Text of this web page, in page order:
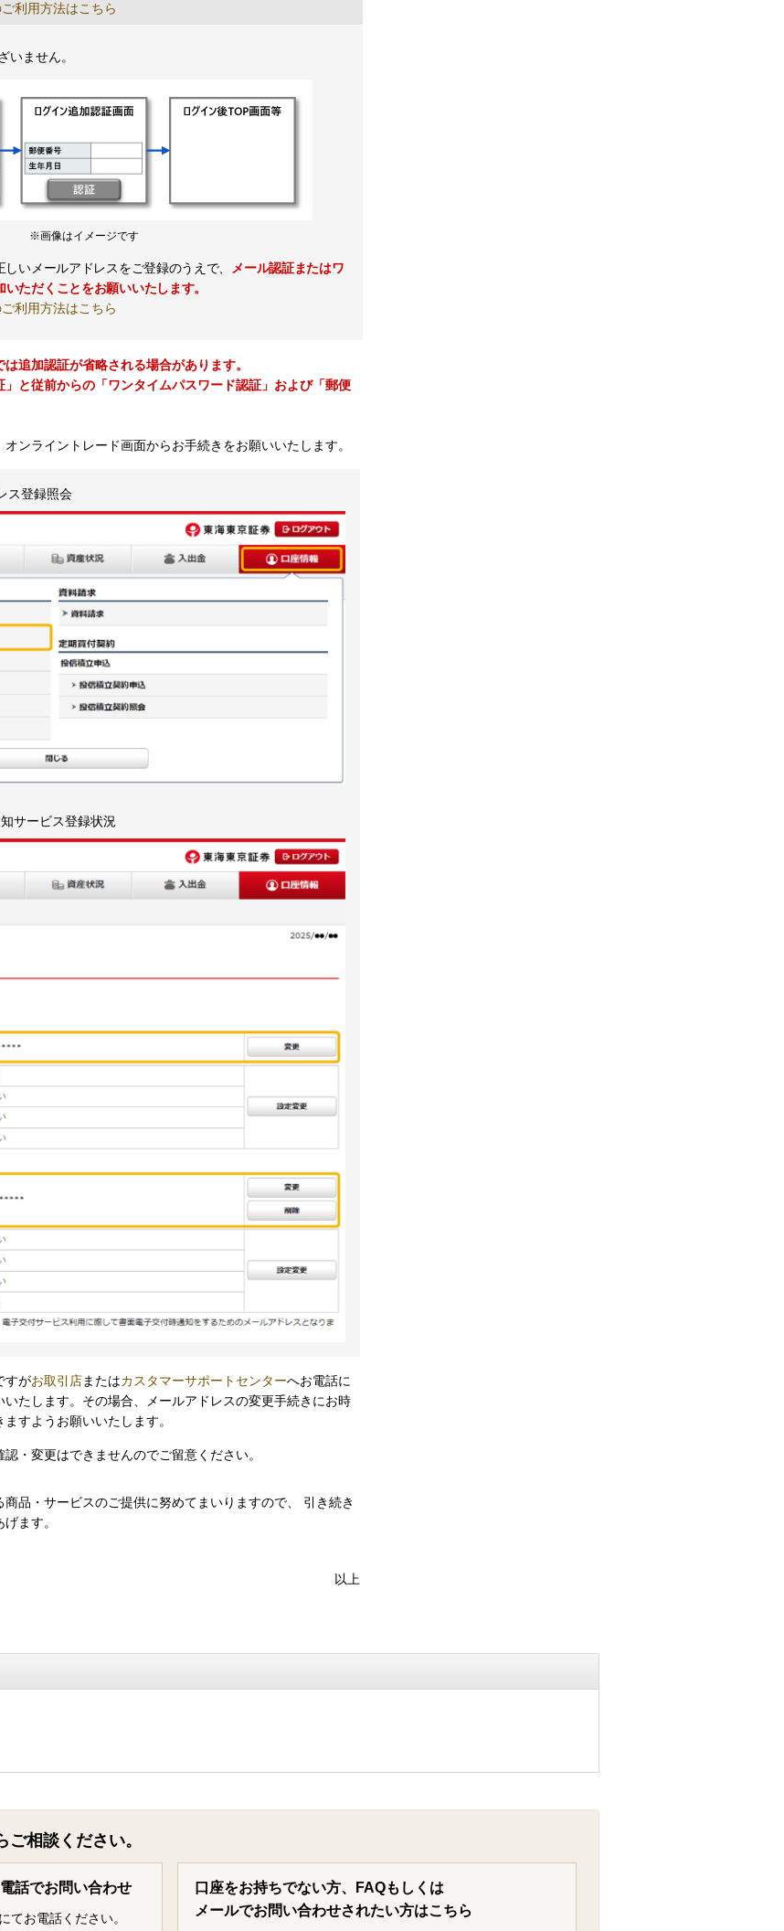
利用方法はこちら
いません。
※画像はイメージです
いメールアドレスをご登録のうえで、
メール認証またはワ
ただくことをお願いいたします。
利用方法はこちら
追加認証が省略される場合があります。
と従前からの「ワンタイムパスワード認証」および「郵便
ンライントレード画面からお手続きをお願いいたします。
ス登録照会
サービス登録状況
すがお取引店またはカスタマーサポートセンターへお電話に
たします。その場合、メールアドレスの変更手続きにお時
すようお願いいたします。
・変更はできませんのでご留意ください。
品・サービスのご提供に努めてまいりますので、 引き続き
ます。
以上
相談ください。
話でお問い合わせ
てお電話ください。
口座をお持ちでない方、FAQもしくは
メールでお問い合わせされたい方はこちら